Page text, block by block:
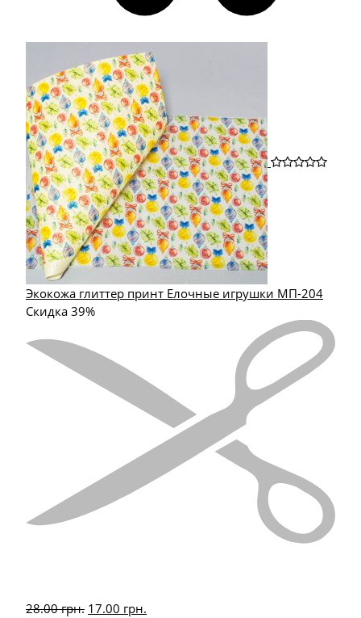
Экокожа глиттер принт Елочные игрушки МП-204
Скидка 39%
28.00грн. 17.00 грн.